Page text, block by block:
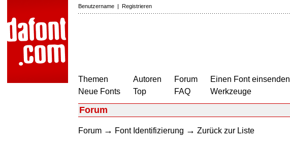
Benutzername | Registrieren
Themen
Neue Fonts
Autoren
Top
Forum
FAQ
Einen Font einsenden
Werkzeuge
Forum
Forum → Font Identifizierung → Zurück zur Liste